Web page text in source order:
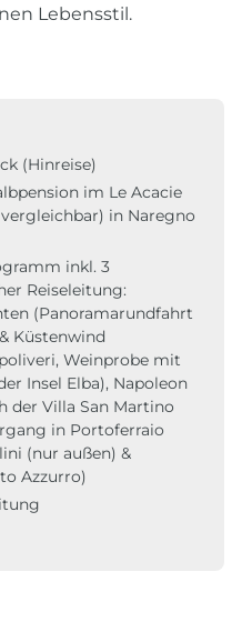
Lebensstil.
(Hinreise)
im Le Acacie
in Naregno
inkl. 3
Reiseleitung:
(Panoramarundfahrt
Küstenwind
Weinprobe mit
Insel Elba), Napoleon
der Villa San Martino
in Portoferraio
(nur außen) &
Azzurro)